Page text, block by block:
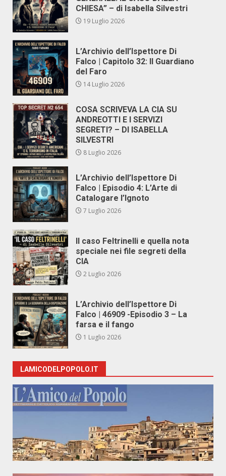
CHIESA” – di Isabella Silvestri
19 Luglio 2026
L’Archivio dell’Ispettore Di
Falco | Capitolo 32: Il Guardiano
del Faro
14 Luglio 2026
COSA SCRIVEVA LA CIA SU
ANDREOTTI E I SERVIZI
SEGRETI? – DI ISABELLA
SILVESTRI
8 Luglio 2026
L’Archivio dell’Ispettore Di
Falco | Episodio 4: L’Arte di
Catalogare l’Ignoto
7 Luglio 2026
Il caso Feltrinelli e quella nota
speciale nei file segreti della
CIA
2 Luglio 2026
L’Archivio dell’Ispettore Di
Falco | 46909 -Episodio 3 – La
farsa e il fango
1 Luglio 2026
LAMICODELPOPOLO.IT